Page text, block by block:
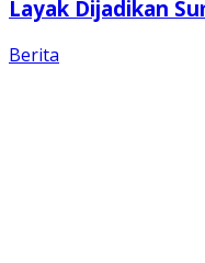
Layak Dijadikan
Berita